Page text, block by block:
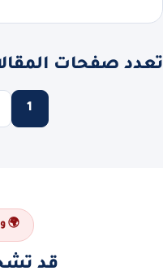
تعدد صفحات
1
🌍
قد